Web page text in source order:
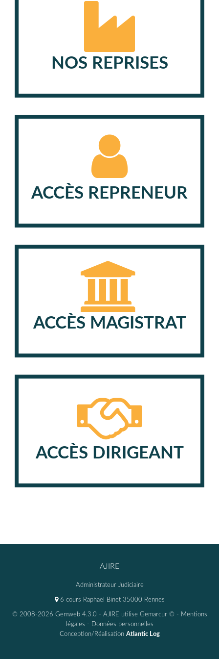
NOS REPRISES
ACCÈS REPRENEUR
ACCÈS MAGISTRAT
ACCÈS DIRIGEANT
AJIRE
Administrateur Judiciaire
6 cours Raphaël Binet 35000 Rennes
© 2008-2026 Gemweb 4.3.0 - AJIRE utilise Gemarcur © - Mentions
légales - Données personnelles
Conception/Réalisation Atlantic Log